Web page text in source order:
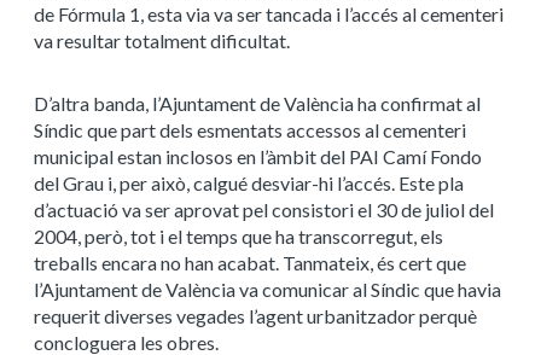
de Fórmula 1, esta via va ser tancada i l’accés al cementeri
va resultar totalment dificultat.
D’altra banda, l’Ajuntament de València ha confirmat al
Síndic que part dels esmentats accessos al cementeri
municipal estan inclosos en l’àmbit del PAI Camí Fondo
del Grau i, per això, calgué desviar-hi l’accés. Este pla
d’actuació va ser aprovat pel consistori el 30 de juliol del
2004, però, tot i el temps que ha transcorregut, els
treballs encara no han acabat. Tanmateix, és cert que
l’Ajuntament de València va comunicar al Síndic que havia
requerit diverses vegades l’agent urbanitzador perquè
concloguera les obres.